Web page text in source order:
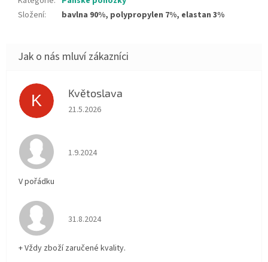
Složení: bavlna 90%, polypropylen 7%, elastan 3%
K Květoslava
Hodnocení obchodu je 5 z 5 hvězdiček.
21.5.2026
Hodnocení obchodu je 5 z 5 hvězdiček.
1.9.2024
V pořádku
Hodnocení obchodu je 5 z 5 hvězdiček.
31.8.2024
+ Vždy zboží zaručené kvality.